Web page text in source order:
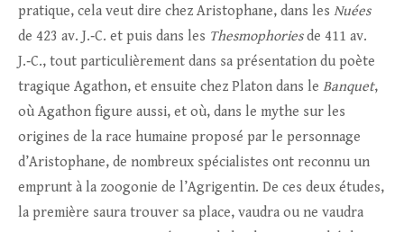
pratique, cela veut dire chez Aristophane, dans les Nuées
de 423 av. J.‑C. et puis dans les Thesmophoriesde 411 av.
J.‑C., tout particulièrement dans sa présentation du poète
tragique Agathon, et ensuite chez Platon dans le Banquet,
où Agathon figure aussi, et où, dans le mythe sur les
origines de la race humaine proposé par le personnage
d’Aristophane, de nombreux spécialistes ont reconnu un
emprunt à la zoogonie de l’Agrigentin. De ces deux études,
la première saura trouver sa place, vaudra ou ne vaudra